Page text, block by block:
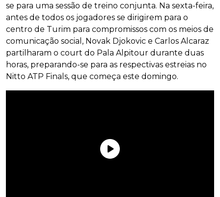
se para uma sessão de treino conjunta. Na sexta-feira,
antes de todos os jogadores se dirigirem para o
centro de Turim para compromissos com os meios de
comunicação social, Novak Djokovic e Carlos Alcaraz
partilharam o court do Pala Alpitour durante duas
horas, preparando-se para as respectivas estreias no
Nitto ATP Finals, que começa este domingo.